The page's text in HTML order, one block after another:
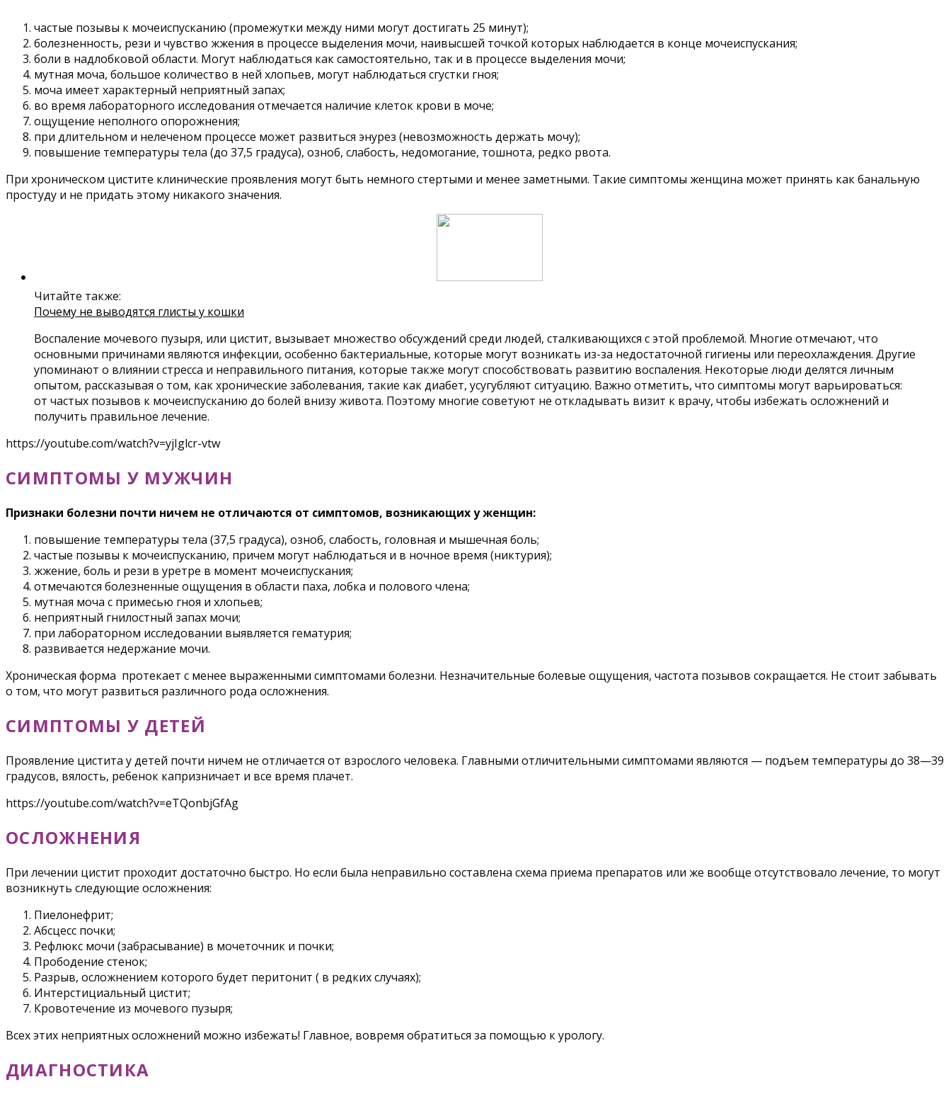
частые позывы к мочеиспусканию (промежутки между ними могут достигать 25 минут);
болезненность, рези и чувство жжения в процессе выделения мочи, наивысшей точкой которых наблюдается в конце мочеиспускания;
боли в надлобковой области. Могут наблюдаться как самостоятельно, так и в процессе выделения мочи;
мутная моча, большое количество в ней хлопьев, могут наблюдаться сгустки гноя;
моча имеет характерный неприятный запах;
во время лабораторного исследования отмечается наличие клеток крови в моче;
ощущение неполного опорожнения;
при длительном и нелеченом процессе может развиться энурез (невозможность держать мочу);
повышение температуры тела (до 37,5 градуса), озноб, слабость, недомогание, тошнота, редко рвота.
При хроническом цистите клинические проявления могут быть немного стертыми и менее заметными. Такие симптомы женщина может принять как банальную
простуду и не придать этому никакого значения.
Читайте также:
Почему не выводятся глисты у кошки
Воспаление мочевого пузыря, или цистит, вызывает множество обсуждений среди людей, сталкивающихся с этой проблемой. Многие отмечают, что
основными причинами являются инфекции, особенно бактериальные, которые могут возникать из-за недостаточной гигиены или переохлаждения. Другие
упоминают о влиянии стресса и неправильного питания, которые также могут способствовать развитию воспаления. Некоторые люди делятся личным
опытом, рассказывая о том, как хронические заболевания, такие как диабет, усугубляют ситуацию. Важно отметить, что симптомы могут варьироваться:
от частых позывов к мочеиспусканию до болей внизу живота. Поэтому многие советуют не откладывать визит к врачу, чтобы избежать осложнений и
получить правильное лечение.
https://youtube.com/watch?v=yjIglcr-vtw
СИМПТОМЫ У МУЖЧИН
Признаки болезни почти ничем не отличаются от симптомов, возникающих у женщин:
повышение температуры тела (37,5 градуса), озноб, слабость, головная и мышечная боль;
частые позывы к мочеиспусканию, причем могут наблюдаться и в ночное время (никтурия);
жжение, боль и рези в уретре в момент мочеиспускания;
отмечаются болезненные ощущения в области паха, лобка и полового члена;
мутная моча с примесью гноя и хлопьев;
неприятный гнилостный запах мочи;
при лабораторном исследовании выявляется гематурия;
развивается недержание мочи.
Хроническая форма протекает с менее выраженными симптомами болезни. Незначительные болевые ощущения, частота позывов сокращается. Не стоит забывать
о том, что могут развиться различного рода осложнения.
СИМПТОМЫ У ДЕТЕЙ
Проявление цистита у детей почти ничем не отличается от взрослого человека. Главными отличительными симптомами являются — подъем температуры до 38—39
градусов, вялость, ребенок капризничает и все время плачет.
https://youtube.com/watch?v=eTQonbjGfAg
ОСЛОЖНЕНИЯ
При лечении цистит проходит достаточно быстро. Но если была неправильно составлена схема приема препаратов или же вообще отсутствовало лечение, то могут
возникнуть следующие осложнения:
Пиелонефрит;
Абсцесс почки;
Рефлюкс мочи (забрасывание) в мочеточник и почки;
Прободение стенок;
Разрыв, осложнением которого будет перитонит ( в редких случаях);
Интерстициальный цистит;
Кровотечение из мочевого пузыря;
Всех этих неприятных осложнений можно избежать! Главное, вовремя обратиться за помощью к урологу.
ДИАГНОСТИКА